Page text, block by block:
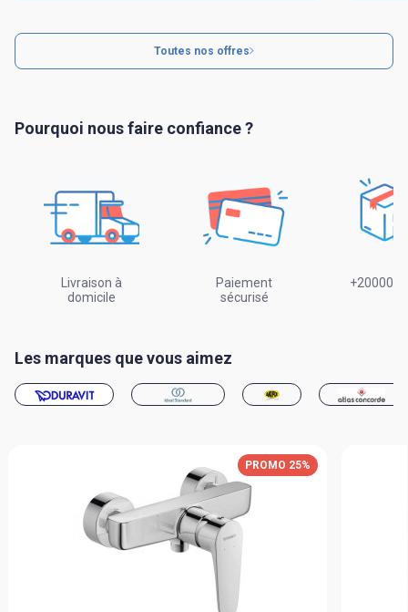
Toutes nos offres
Pourquoi nous faire confiance ?
Livraison à
domicile
Paiement
sécurisé
+20000
Les marques que vous aimez
PROMO 25%